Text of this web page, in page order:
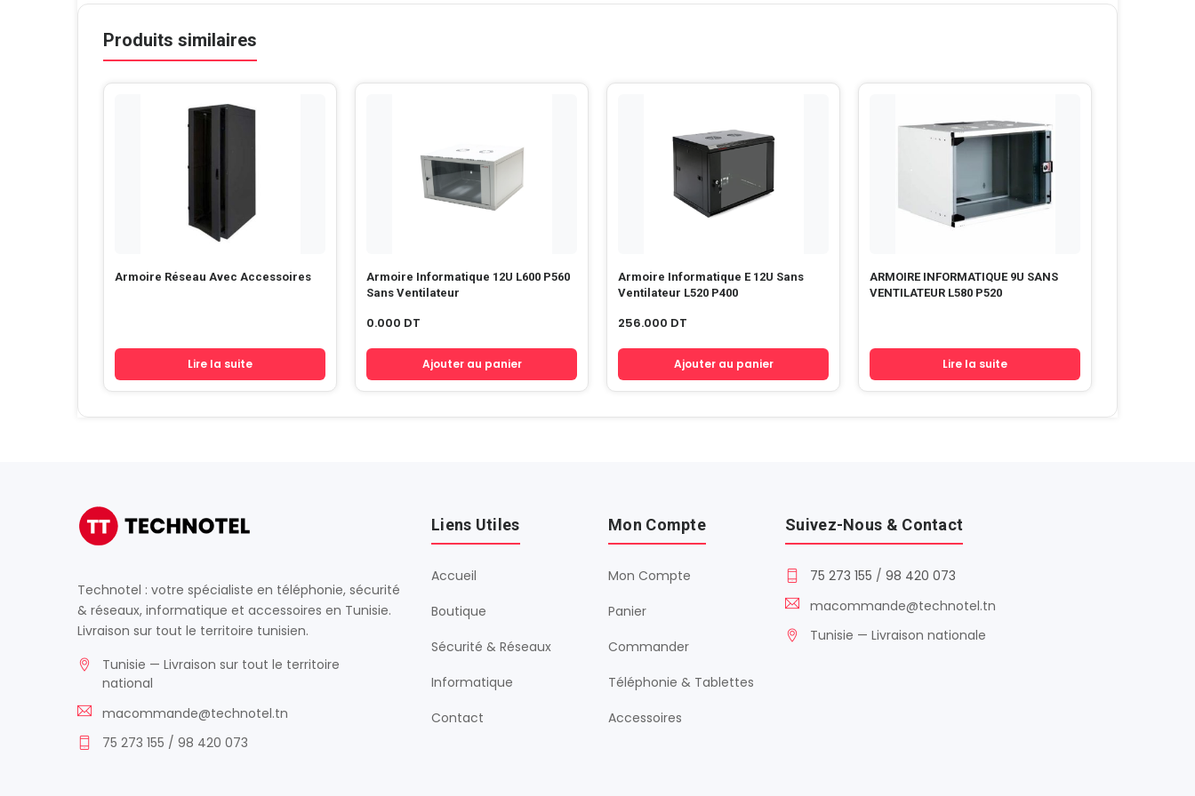
Produits similaires
Armoire Réseau Avec Accessoires
Lire la suite
Armoire Informatique 12U L600 P560
Sans Ventilateur
0.000 DT
Ajouter au panier
Armoire Informatique E 12U Sans
Ventilateur L520 P400
256.000 DT
Ajouter au panier
ARMOIRE INFORMATIQUE 9U SANS
VENTILATEUR L580 P520
Lire la suite
Technotel : votre spécialiste en téléphonie, sécurité
& réseaux, informatique et accessoires en Tunisie.
Livraison sur tout le territoire tunisien.
Tunisie — Livraison sur tout le territoire
national
macommande@technotel.tn
75 273 155 / 98 420 073
Liens Utiles
Accueil
Boutique
Sécurité & Réseaux
Informatique
Contact
Mon Compte
Mon Compte
Panier
Commander
Téléphonie & Tablettes
Accessoires
Suivez-Nous & Contact
75 273 155 / 98 420 073
macommande@technotel.tn
Tunisie — Livraison nationale